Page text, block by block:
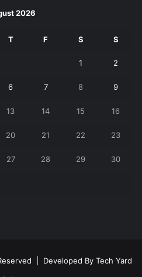
2026
T F S S
1 2
6 7 8 9
13 14 15 16
20 21 22 23
27 28 29 30
| Developed By Tech Yard